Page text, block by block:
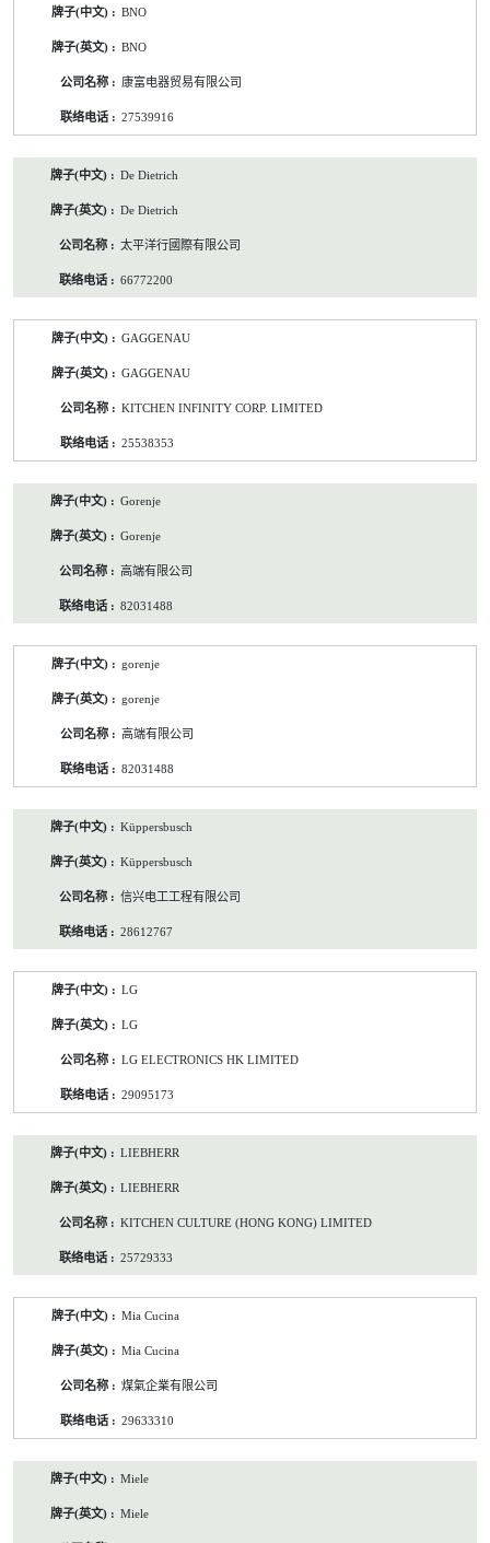
BNO
BNO
康富电器贸易有限公司
27539916
De Dietrich
De Dietrich
太平洋行國際有限公司
66772200
GAGGENAU
GAGGENAU
KITCHEN INFINITY CORP. LIMITED
25538353
Gorenje
Gorenje
高端有限公司
82031488
gorenje
gorenje
高端有限公司
82031488
Küppersbusch
Küppersbusch
信兴电工工程有限公司
28612767
LG
LG
LG ELECTRONICS HK LIMITED
29095173
LIEBHERR
LIEBHERR
KITCHEN CULTURE (HONG KONG) LIMITED
25729333
Mia Cucina
Mia Cucina
煤氣企業有限公司
29633310
Miele
Miele